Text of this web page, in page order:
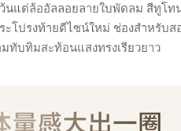
นแต่ล้ออัลลอยลายใบพัดลม สีทูโ
โปรงท้ายดีไซน์ใหม่ ช่องสำหรับ
ทับทิมสะท้อนแสงทรงเรียวยาว